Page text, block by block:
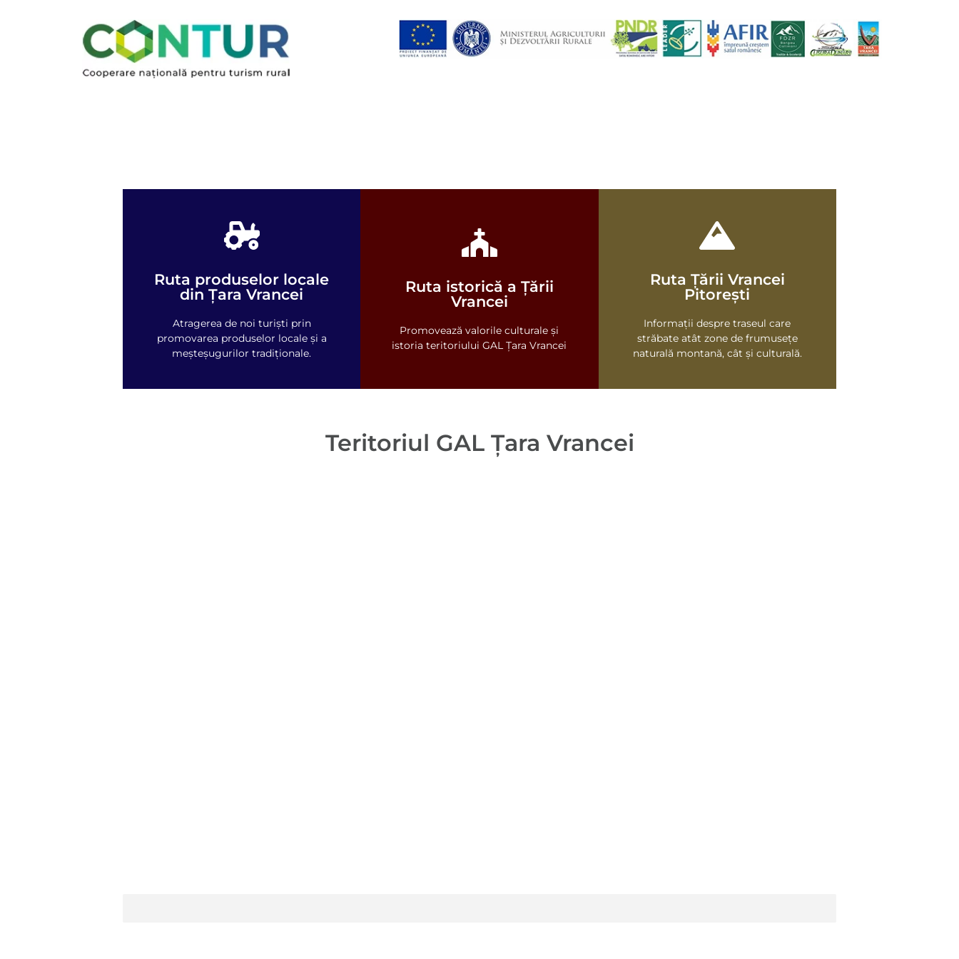
Ruta produselor locale
din Țara Vrancei
Atragerea de noi turiști prin
promovarea produselor locale și a
meșteșugurilor tradiționale.
Vezi harta
Ruta istorică a Țării
Vrancei
Promovează valorile culturale și
istoria teritoriului GAL Țara Vrancei
Vezi harta
Ruta Țării Vrancei
Pitorești
Informații despre traseul care
străbate atât zone de frumusețe
naturală montană, cât și culturală.
Vezi harta
Teritoriul GAL Țara Vrancei